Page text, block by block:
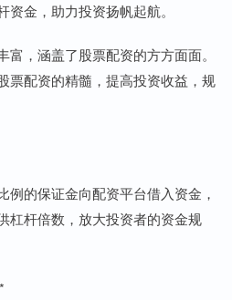
金，助力投资扬帆起航。
，涵盖了股票配资的方方面面。
票配资的精髓，提高投资收益，规
例的保证金向配资平台借入资金，
杠杆倍数，放大投资者的资金规